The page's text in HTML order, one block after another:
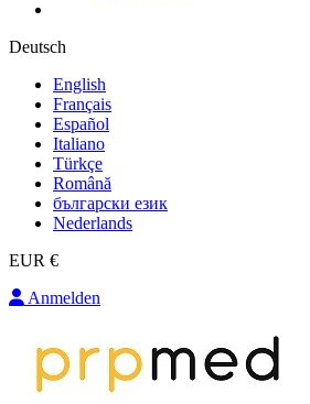
Deutsch
English
Français
Español
Italiano
Türkçe
Română
български език
Nederlands
EUR €
Anmelden